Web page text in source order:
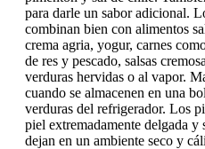
para darle un sabor adicional.
combinan bien con alimentos
crema agria, yogur, carnes
de res y pescado, salsas
verduras hervidas o al vapor.
cuando se almacenen en una
verduras del refrigerador. Los
piel extremadamente delgada y
dejan en un ambiente seco y